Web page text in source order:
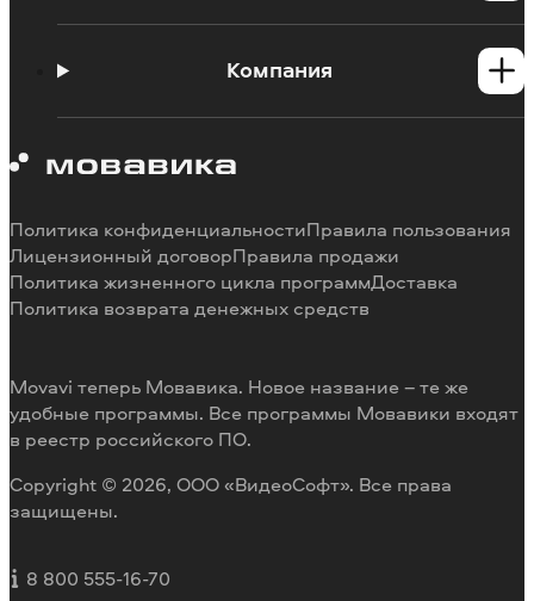
Инструкции
Системные требования программ
Способы оплаты
Возврат средств
Компания
Работа в Мовавике
Отзывы пользователей
Разработка видеоредактора под заказ
Movavi теперь Мовавика. Новое название – те же
удобные программы. Все программы Мовавики входят
в реестр российского ПО.
Copyright © 2026, ООО «ВидеоСофт». Все права
защищены.
8 800 555-16-70
Политика конфиденциальностиПравила пользования
Лицензионный договорПравила продажи
Политика жизненного цикла программДоставка
Политика возврата денежных средств